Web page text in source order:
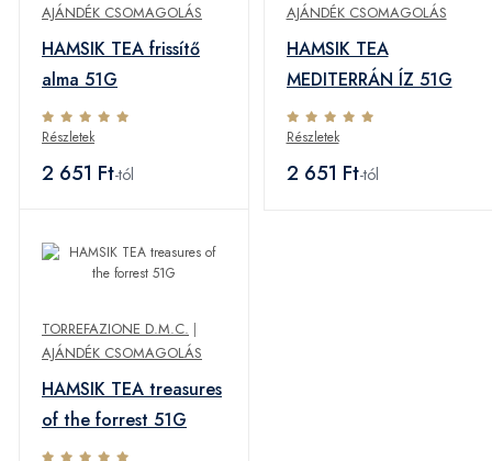
AJÁNDÉK CSOMAGOLÁS
HAMSIK TEA frissítő
alma 51G
Részletek
2 651 Ft-tól
AJÁNDÉK CSOMAGOLÁS
HAMSIK TEA
MEDITERRÁN ÍZ 51G
Részletek
2 651 Ft-tól
TORREFAZIONE D.M.C. |
AJÁNDÉK CSOMAGOLÁS
HAMSIK TEA treasures
of the forrest 51G